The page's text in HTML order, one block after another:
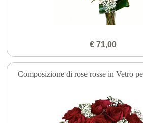
€ 71,00
Composizione di rose rosse in Vetro